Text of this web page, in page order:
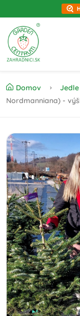
Domov
Nordmanniana) -